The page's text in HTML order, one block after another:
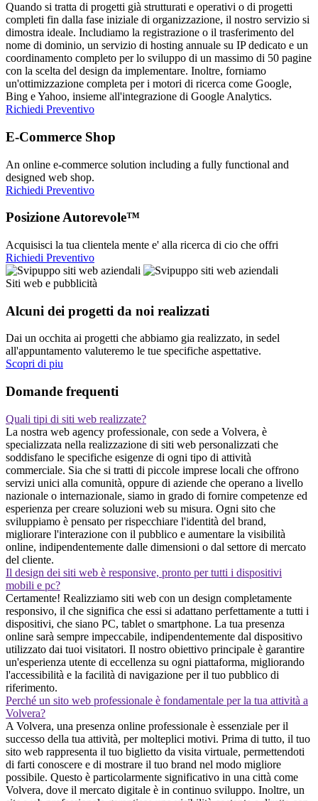
Quando si tratta di progetti già strutturati e operativi o di progetti
completi fin dalla fase iniziale di organizzazione, il nostro servizio si
dimostra ideale. Includiamo la registrazione o il trasferimento del
nome di dominio, un servizio di hosting annuale su IP dedicato e un
coordinamento completo per lo sviluppo di un massimo di 50 pagine
con la scelta del design da implementare. Inoltre, forniamo
un'ottimizzazione completa per i motori di ricerca come Google,
Bing e Yahoo, insieme all'integrazione di Google Analytics.
Richiedi Preventivo
E-Commerce Shop
An online e-commerce solution including a fully functional and
designed web shop.
Richiedi Preventivo
Posizione Autorevole™
Acquisisci la tua clientela mente e' alla ricerca di cio che offri
Richiedi Preventivo
Siti web e pubblicità
Alcuni dei progetti da noi realizzati
Dai un occhita ai progetti che abbiamo gia realizzato, in sedel
all'appuntamento valuteremo le tue specifiche aspettative.
Scopri di piu
Domande frequenti
Quali tipi di siti web realizzate?
La nostra web agency professionale, con sede a Volvera, è
specializzata nella realizzazione di siti web personalizzati che
soddisfano le specifiche esigenze di ogni tipo di attività
commerciale. Sia che si tratti di piccole imprese locali che offrono
servizi unici alla comunità, oppure di aziende che operano a livello
nazionale o internazionale, siamo in grado di fornire competenze ed
esperienza per creare soluzioni web su misura. Ogni sito che
sviluppiamo è pensato per rispecchiare l'identità del brand,
migliorare l'interazione con il pubblico e aumentare la visibilità
online, indipendentemente dalle dimensioni o dal settore di mercato
del cliente.
Il design dei siti web è responsive, pronto per tutti i dispositivi
mobili e pc?
Certamente! Realizziamo siti web con un design completamente
responsivo, il che significa che essi si adattano perfettamente a tutti i
dispositivi, che siano PC, tablet o smartphone. La tua presenza
online sarà sempre impeccabile, indipendentemente dal dispositivo
utilizzato dai tuoi visitatori. Il nostro obiettivo principale è garantire
un'esperienza utente di eccellenza su ogni piattaforma, migliorando
l'accessibilità e la facilità di navigazione per il tuo pubblico di
riferimento.
Perché un sito web professionale è fondamentale per la tua attività a
Volvera?
A Volvera, una presenza online professionale è essenziale per il
successo della tua attività, per molteplici motivi. Prima di tutto, il tuo
sito web rappresenta il tuo biglietto da visita virtuale, permettendoti
di farti conoscere e di mostrare il tuo brand nel modo migliore
possibile. Questo è particolarmente significativo in una città come
Volvera, dove il mercato digitale è in continuo sviluppo. Inoltre, un